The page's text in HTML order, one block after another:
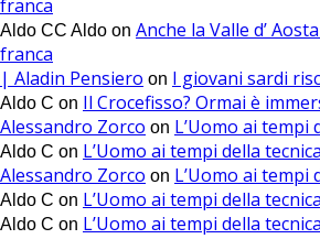
franca
Aldo CC Aldo on Anche la Valle d’
franca
| Aladin Pensiero on I giovani sardi
Aldo C on Il Crocefisso? Ormai è
Alessandro Zorco on L’Uomo ai tempi
Aldo C on L’Uomo ai tempi della tecnica
Alessandro Zorco on L’Uomo ai tempi
Aldo C on L’Uomo ai tempi della tecnica
Aldo C on L’Uomo ai tempi della tecnica